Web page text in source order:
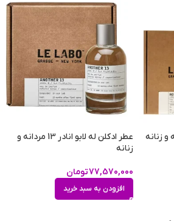
عطر ادکلن له لابو انادر 13 مردانه و
زنانه
77,570,000تومان
افزودن به سبد خرید